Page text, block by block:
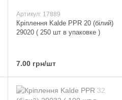
Артикул: 17889
Кріплення Kalde PPR 20 (білий)
29020 ( 250 шт в упаковке )
7.00 грн/шт